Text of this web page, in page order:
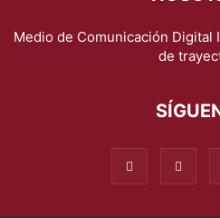
Medio de Comunicación
de